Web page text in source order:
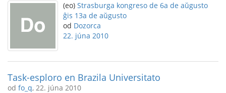
(eo) Strasburga kongreso de 6a de aŭgusto
ĝis 13a de aŭgusto
od Dozorca
22. júna 2010
Task-esploro en Brazila Universitato
od fo_q, 22. júna 2010